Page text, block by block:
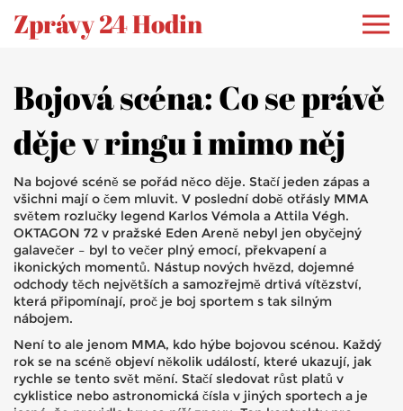
Zprávy 24 Hodin
Bojová scéna: Co se právě
děje v ringu i mimo něj
Na bojové scéně se pořád něco děje. Stačí jeden zápas a
všichni mají o čem mluvit. V poslední době otřásly MMA
světem rozlučky legend Karlos Vémola a Attila Végh.
OKTAGON 72 v pražské Eden Areně nebyl jen obyčejný
galavečer – byl to večer plný emocí, překvapení a
ikonických momentů. Nástup nových hvězd, dojemné
odchody těch největších a samozřejmě drtivá vítězství,
která připomínají, proč je boj sportem s tak silným
nábojem.
Není to ale jenom MMA, kdo hýbe bojovou scénou. Každý
rok se na scéně objeví několik událostí, které ukazují, jak
rychle se tento svět mění. Stačí sledovat růst platů v
cyklistice nebo astronomická čísla v jiných sportech a je